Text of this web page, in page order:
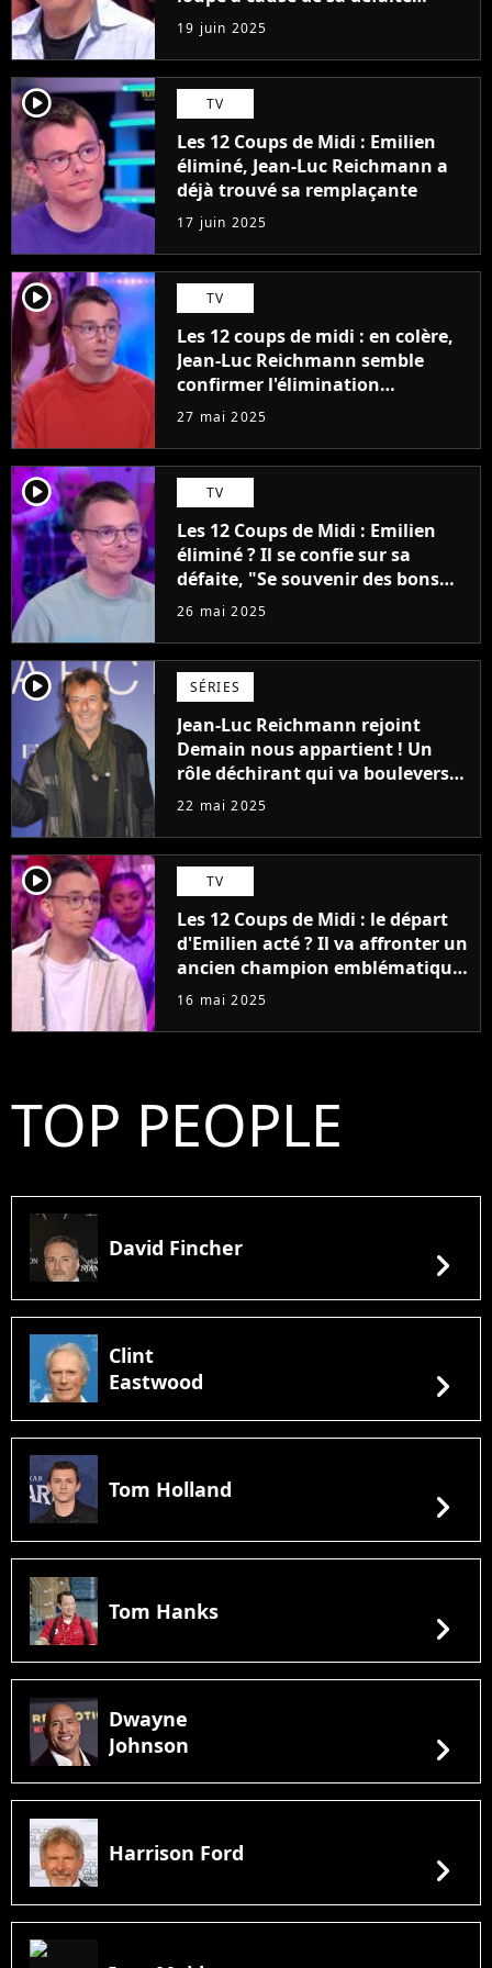
surprise
19 juin 2025
player2 TV
Les 12 Coups de Midi : Emilien
éliminé, Jean-Luc Reichmann a
déjà trouvé sa remplaçante
17 juin 2025
player2 TV
Les 12 coups de midi : en colère,
Jean-Luc Reichmann semble
confirmer l'élimination
d'Emilien, "Ils ne peuvent pas
27 mai 2025
player2 TV
Les 12 Coups de Midi : Emilien
éliminé ? Il se confie sur sa
défaite, "Se souvenir des bons
moments passés"
26 mai 2025
player2 SÉRIES
Jean-Luc Reichmann rejoint
Demain nous appartient ! Un
rôle déchirant qui va bouleverser
les fans
22 mai 2025
player2 TV
Les 12 Coups de Midi : le départ
d'Emilien acté ? Il va affronter un
ancien champion emblématique
dans un duel unique
16 mai 2025
TOP PEOPLE
David Fincher chevron_right
Clint
Eastwood
chevron_right
Tom Holland chevron_right
Tom Hanks chevron_right
Dwayne
Johnson
chevron_right
Harrison Ford chevron_right